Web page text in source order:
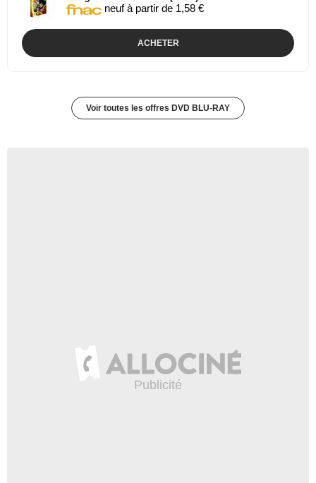
neuf à partir de 1,58 €
ACHETER
Voir toutes les offres DVD BLU-RAY